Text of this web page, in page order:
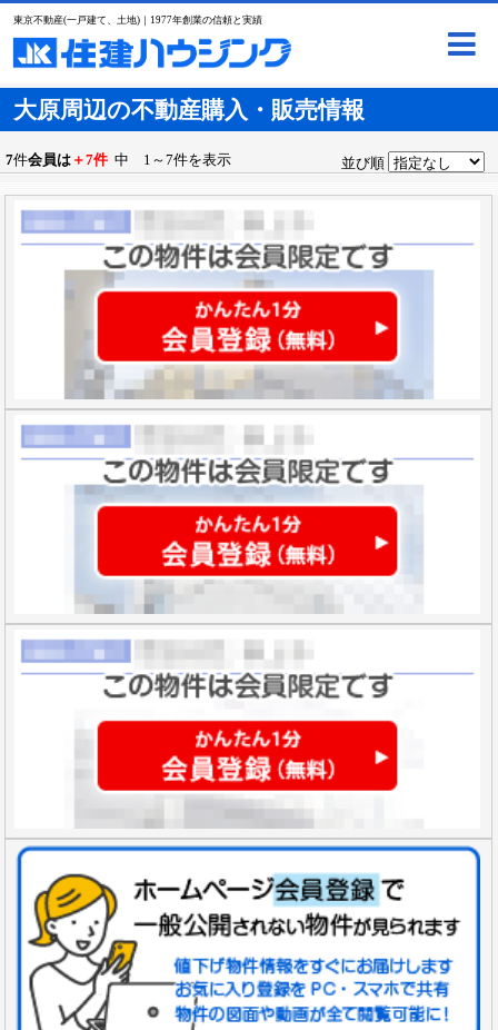
東京不動産(一戸建て、土地)｜1977年創業の信頼と実績
大原周辺の不動産購入・販売情報
7件会員は ＋7件 中 1～7件を表示 並び順